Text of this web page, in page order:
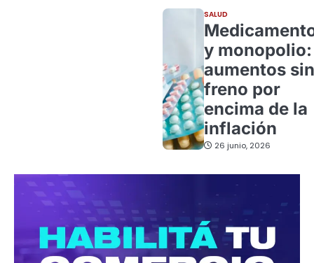
SALUD
y monopolio:
aumentos sin
freno por
encima de la
inflación
26 junio, 2026